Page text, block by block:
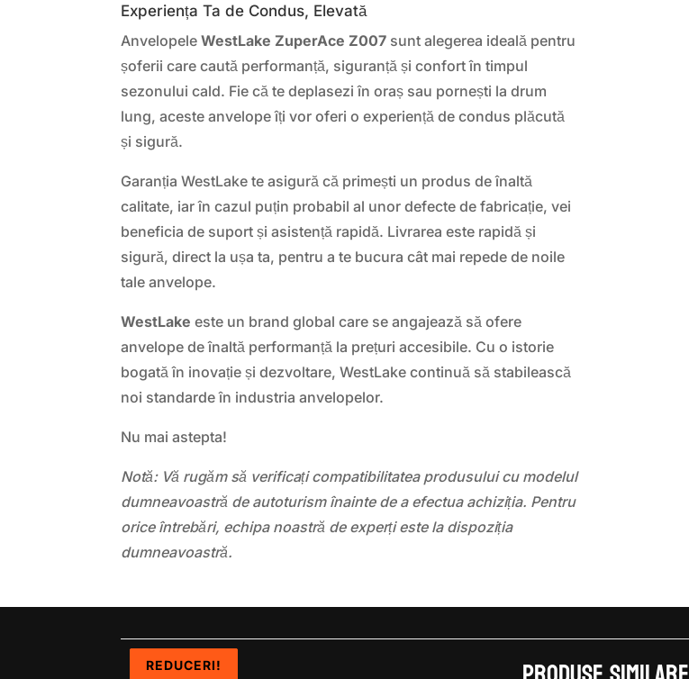
Experiența Ta de Condus, Elevată
AnvelopeleWestLake ZuperAce Z007 sunt alegerea ideală pentru
șoferii care caută performanță, siguranță și confort în timpul
sezonului cald. Fie că te deplasezi în oraș sau pornești la drum
lung, aceste anvelope îți vor oferi o experiență de condus plăcută
și sigură.
Garanția WestLake te asigură că primești un produs de înaltă
calitate, iar în cazul puțin probabil al unor defecte de fabricație, vei
beneficia de suport și asistență rapidă. Livrarea este rapidă și
sigură, direct la ușa ta, pentru a te bucura cât mai repede de noile
tale anvelope.
WestLake este un brand global care se angajează să ofere
anvelope de înaltă performanță la prețuri accesibile. Cu o istorie
bogată în inovație și dezvoltare, WestLake continuă să stabilească
noi standarde în industria anvelopelor.
Nu mai astepta!
Notă: Vă rugăm să verificați compatibilitatea produsului cu modelul
dumneavoastră de autoturism înainte de a efectua achiziția. Pentru
orice întrebări, echipa noastră de experți este la dispoziția
dumneavoastră.
REDUCERI!
REDUCERI!
REDUCERI!
REDUCERI!